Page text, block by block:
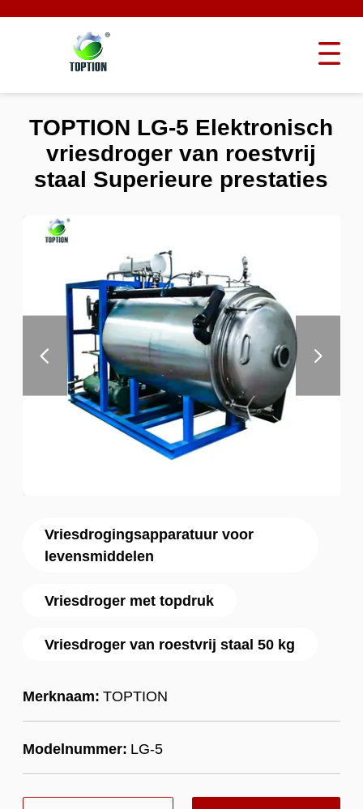
Vriesdrogingsapparatuur voor
levensmiddelen
Vriesdroger met topdruk
Vriesdroger van roestvrij staal 50 kg
Merknaam: TOPTION
Modelnummer: LG-5
TOPTION LG-5 Elektronisch
vriesdroger van roestvrij
staal Superieure prestaties